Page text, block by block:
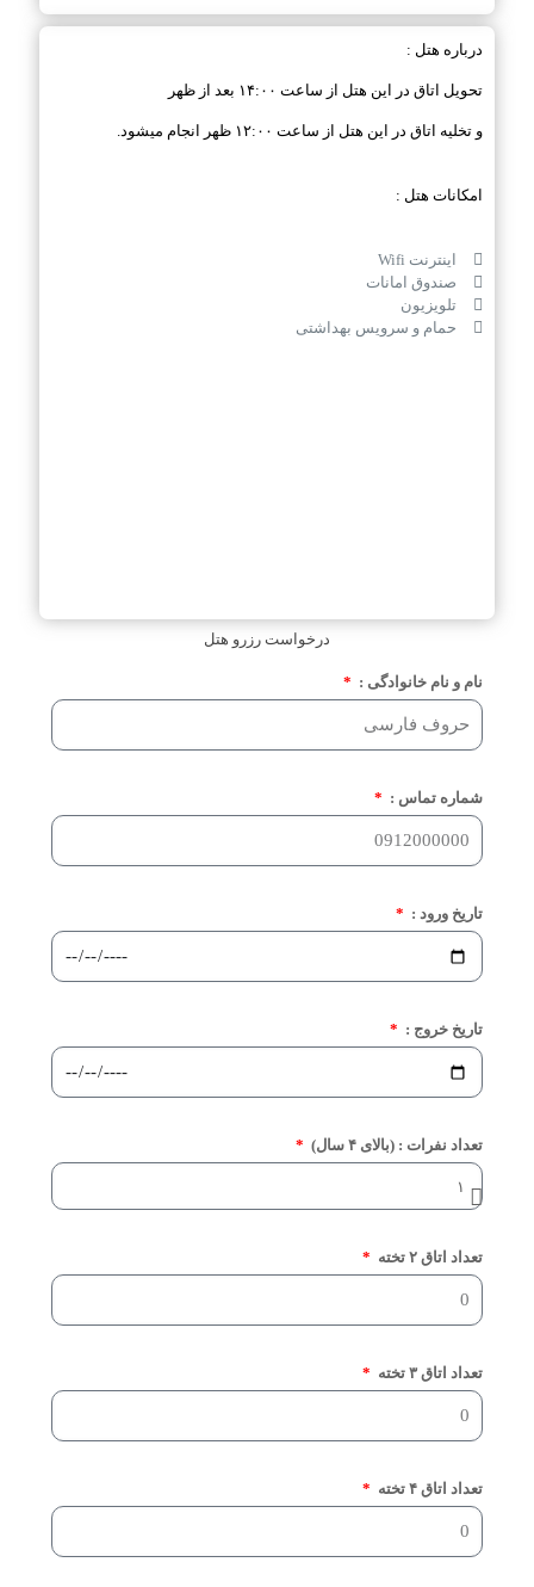
درباره هتل :
تحویل اتاق در این هتل از ساعت ۱۴:۰۰ بعد از ظهر
و تخلیه اتاق در این هتل از ساعت ۱۲:۰۰ ظهر انجام میشود.
امکانات هتل :
اینترنت Wifi
صندوق امانات
تلویزیون
حمام و سرویس بهداشتی
درخواست رزرو هتل
نام و نام خانوادگی :
شماره تماس :
تاریخ ورود :
تاریخ خروج :
تعداد نفرات : (بالای ۴ سال)
تعداد اتاق ۲ تخته
تعداد اتاق ۳ تخته
تعداد اتاق ۴ تخته